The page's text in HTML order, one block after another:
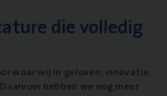
die volledig
waar wij in geloven: innovatie,
hebben we nog meer